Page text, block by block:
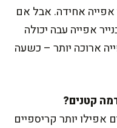
אפייה אחידה. אבל אם
אפייה עבה יכולה
ארוכה יותר – כשעה
יותר קריספיים